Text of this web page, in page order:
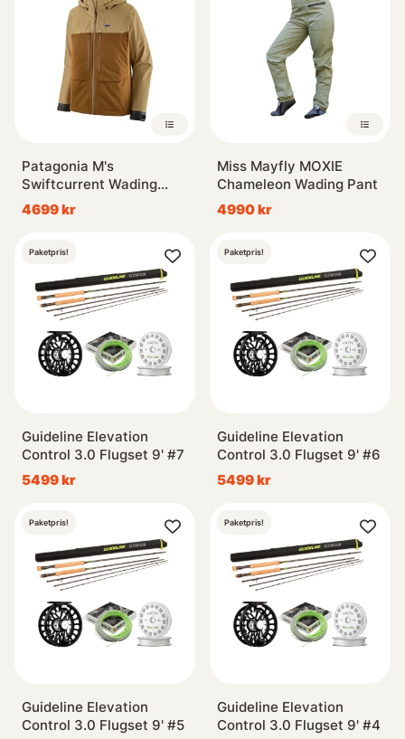
Patagonia M's
Swiftcurrent Wading
Jacket WLFB
4699 kr
Miss Mayfly MOXIE
Chameleon Wading Pant
4990 kr
Paketpris!
Guideline Elevation
Control 3.0 Flugset 9' #7
5499 kr
Paketpris!
Guideline Elevation
Control 3.0 Flugset 9' #6
5499 kr
Paketpris!
Guideline Elevation
Control 3.0 Flugset 9' #5
Paketpris!
Guideline Elevation
Control 3.0 Flugset 9' #4